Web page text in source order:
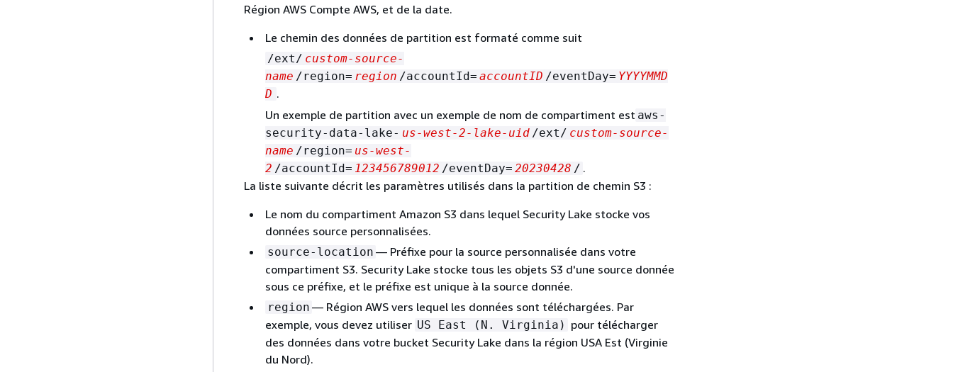
Région AWS Compte AWS, et de la date.
Le chemin des données de partition est formaté comme suit
/ext/ custom-source-
name /region= region /accountId= accountID /eventDay= YYYYMMD
D .
Un exemple de partition avec un exemple de nom de compartiment est aws-
security-data-lake- us-west-2-lake-uid /ext/ custom-source-
name /region= us-west-
2 /accountId= 123456789012 /eventDay= 20230428 / .
La liste suivante décrit les paramètres utilisés dans la partition de chemin S3 :
Le nom du compartiment Amazon S3 dans lequel Security Lake stocke vos
données source personnalisées.
source-location — Préfixe pour la source personnalisée dans votre
compartiment S3. Security Lake stocke tous les objets S3 d'une source donnée
sous ce préfixe, et le préfixe est unique à la source donnée.
region — Région AWS vers lequel les données sont téléchargées. Par
exemple, vous devez utiliser US East (N. Virginia) pour télécharger
des données dans votre bucket Security Lake dans la région USA Est (Virginie
du Nord).